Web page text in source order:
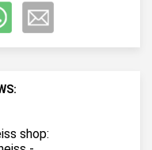
shop: